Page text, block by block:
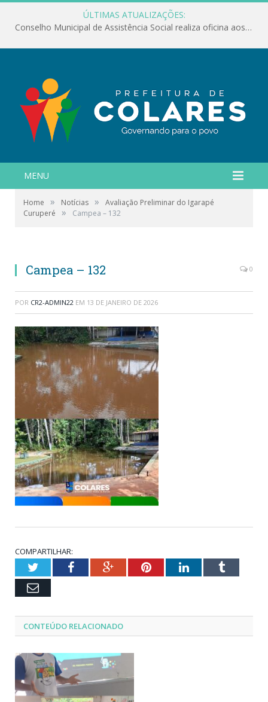
ÚLTIMAS ATUALIZAÇÕES:
Conselho Municipal de Assistência Social realiza oficina aos servidores
MENU
Home » Notícias »
Avaliação Preliminar do Igarapé
Curuperé
» Campea – 132
Campea – 132 0
POR CR2-ADMIN22 EM 13 DE JANEIRO DE 2026
COMPARTILHAR:
TwitterFacebookGoogle+PinterestLinkedInTumblr
Email
CONTEÚDO RELACIONADO